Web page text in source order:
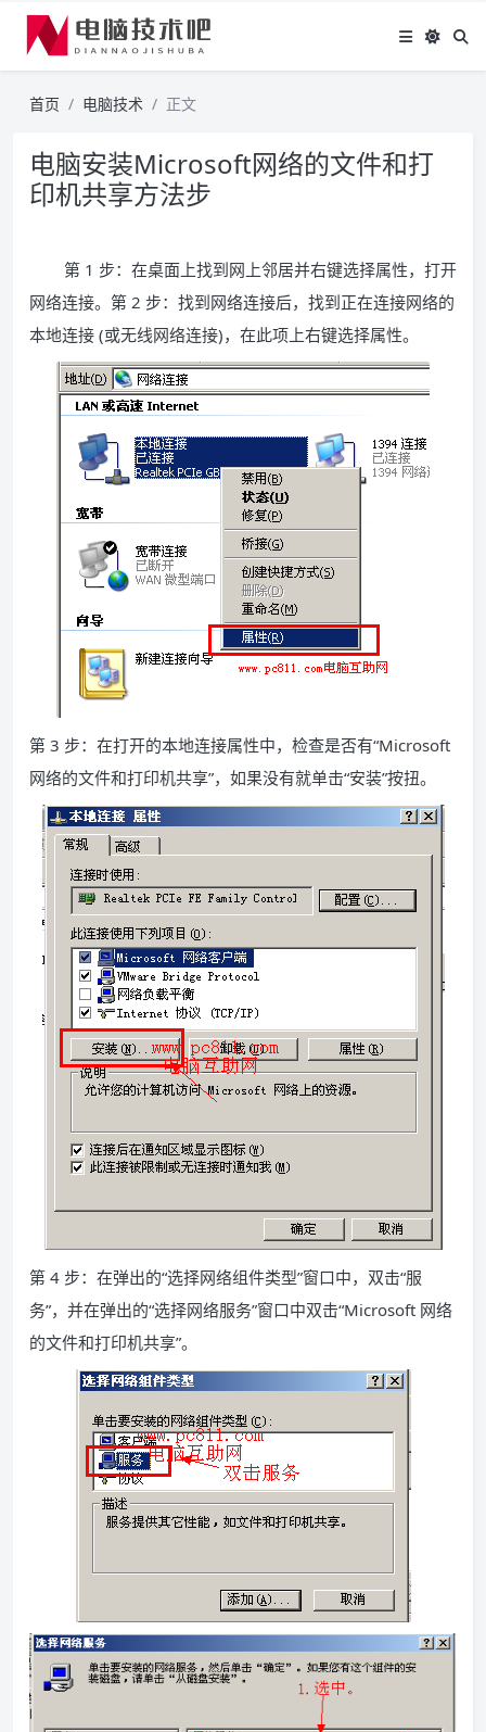
首页 电脑技术 正文
电脑安装Microsoft网络的文件和打
印机共享方法步
第 1 步：在桌面上找到网上邻居并右键选择属性，打开
网络连接。第 2 步：找到网络连接后，找到正在连接网络的
本地连接 (或无线网络连接)，在此项上右键选择属性。
第 3 步：在打开的本地连接属性中，检查是否有“Microsoft
网络的文件和打印机共享”，如果没有就单击“安装”按扭。
第 4 步：在弹出的“选择网络组件类型”窗口中，双击“服
务”，并在弹出的“选择网络服务”窗口中双击“Microsoft 网络
的文件和打印机共享”。